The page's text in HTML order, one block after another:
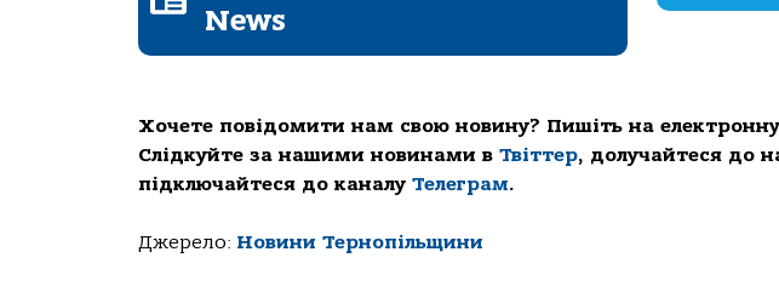
News
Хочете повідомити нам свою новину? Пишіть на
Слідкуйте за нашими новинами в Твіттер, долучайтеся до
підключайтеся до каналу Телеграм.
Джерело: Новини Тернопільщини